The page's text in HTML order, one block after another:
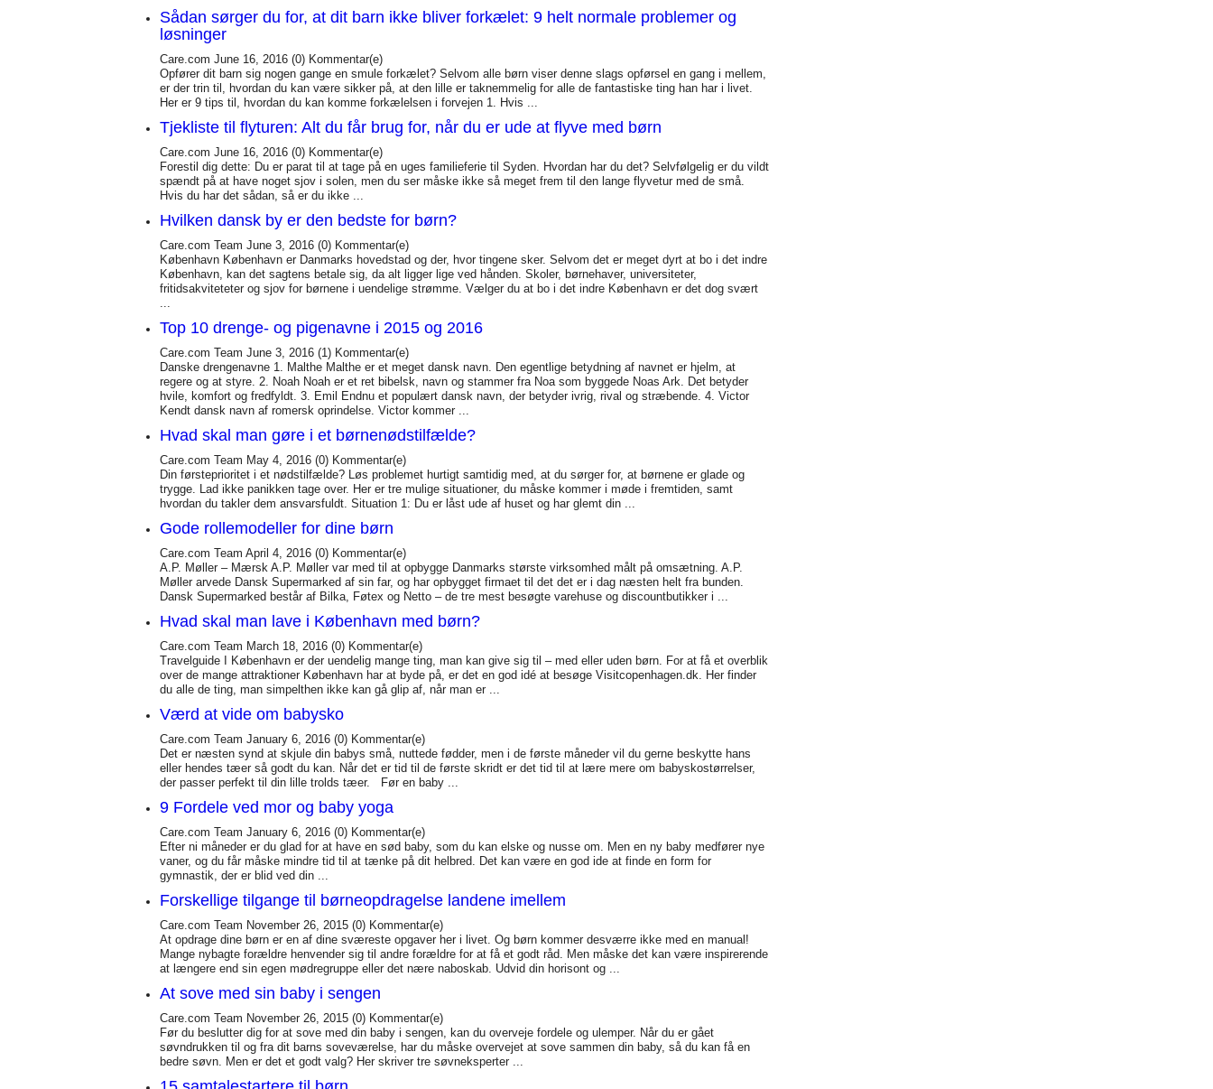
Sådan sørger du for, at dit barn ikke bliver forkælet: 9 helt normale problemer og
løsninger
Care.com June 16, 2016 (0) Kommentar(e)
Opfører dit barn sig nogen gange en smule forkælet? Selvom alle børn viser denne slags opførsel en gang i mellem,
er der trin til, hvordan du kan være sikker på, at den lille er taknemmelig for alle de fantastiske ting han har i livet.
Her er 9 tips til, hvordan du kan komme forkælelsen i forvejen 1. Hvis ...
Tjekliste til flyturen: Alt du får brug for, når du er ude at flyve med børn
Care.com June 16, 2016 (0) Kommentar(e)
Forestil dig dette: Du er parat til at tage på en uges familieferie til Syden. Hvordan har du det? Selvfølgelig er du vildt
spændt på at have noget sjov i solen, men du ser måske ikke så meget frem til den lange flyvetur med de små.
Hvis du har det sådan, så er du ikke ...
Hvilken dansk by er den bedste for børn?
Care.com Team June 3, 2016 (0) Kommentar(e)
København København er Danmarks hovedstad og der, hvor tingene sker. Selvom det er meget dyrt at bo i det indre
København, kan det sagtens betale sig, da alt ligger lige ved hånden. Skoler, børnehaver, universiteter,
fritidsakviteteter og sjov for børnene i uendelige strømme. Vælger du at bo i det indre København er det dog svært
Top 10 drenge- og pigenavne i 2015 og 2016
Care.com Team June 3, 2016 (1) Kommentar(e)
Danske drengenavne 1. Malthe Malthe er et meget dansk navn. Den egentlige betydning af navnet er hjelm, at
regere og at styre. 2. Noah Noah er et ret bibelsk, navn og stammer fra Noa som byggede Noas Ark. Det betyder
hvile, komfort og fredfyldt. 3. Emil Endnu et populært dansk navn, der betyder ivrig, rival og stræbende. 4. Victor
Kendt dansk navn af romersk oprindelse. Victor kommer ...
Hvad skal man gøre i et børnenødstilfælde?
Care.com Team May 4, 2016 (0) Kommentar(e)
Din førsteprioritet i et nødstilfælde? Løs problemet hurtigt samtidig med, at du sørger for, at børnene er glade og
trygge. Lad ikke panikken tage over. Her er tre mulige situationer, du måske kommer i møde i fremtiden, samt
hvordan du takler dem ansvarsfuldt. Situation 1: Du er låst ude af huset og har glemt din ...
Gode rollemodeller for dine børn
Care.com Team April 4, 2016 (0) Kommentar(e)
A.P. Møller – Mærsk A.P. Møller var med til at opbygge Danmarks største virksomhed målt på omsætning. A.P.
Møller arvede Dansk Supermarked af sin far, og har opbygget firmaet til det det er i dag næsten helt fra bunden.
Dansk Supermarked består af Bilka, Føtex og Netto – de tre mest besøgte varehuse og discountbutikker i ...
Hvad skal man lave i København med børn?
Care.com Team March 18, 2016 (0) Kommentar(e)
Travelguide I København er der uendelig mange ting, man kan give sig til – med eller uden børn. For at få et overblik
over de mange attraktioner København har at byde på, er det en god idé at besøge Visitcopenhagen.dk. Her finder
du alle de ting, man simpelthen ikke kan gå glip af, når man er ...
Værd at vide om babysko
Care.com Team January 6, 2016 (0) Kommentar(e)
Det er næsten synd at skjule din babys små, nuttede fødder, men i de første måneder vil du gerne beskytte hans
eller hendes tæer så godt du kan. Når det er tid til de første skridt er det tid til at lære mere om babyskostørrelser,
der passer perfekt til din lille trolds tæer. Før en baby ...
9 Fordele ved mor og baby yoga
Care.com Team January 6, 2016 (0) Kommentar(e)
Efter ni måneder er du glad for at have en sød baby, som du kan elske og nusse om. Men en ny baby medfører nye
vaner, og du får måske mindre tid til at tænke på dit helbred. Det kan være en god ide at finde en form for
gymnastik, der er blid ved din ...
Forskellige tilgange til børneopdragelse landene imellem
Care.com Team November 26, 2015 (0) Kommentar(e)
At opdrage dine børn er en af dine sværeste opgaver her i livet. Og børn kommer desværre ikke med en manual!
Mange nybagte forældre henvender sig til andre forældre for at få et godt råd. Men måske det kan være inspirerende
at længere end sin egen mødregruppe eller det nære naboskab. Udvid din horisont og ...
At sove med sin baby i sengen
Care.com Team November 26, 2015 (0) Kommentar(e)
Før du beslutter dig for at sove med din baby i sengen, kan du overveje fordele og ulemper. Når du er gået
søvndrukken til og fra dit barns soveværelse, har du måske overvejet at sove sammen din baby, så du kan få en
bedre søvn. Men er det et godt valg? Her skriver tre søvneksperter ...